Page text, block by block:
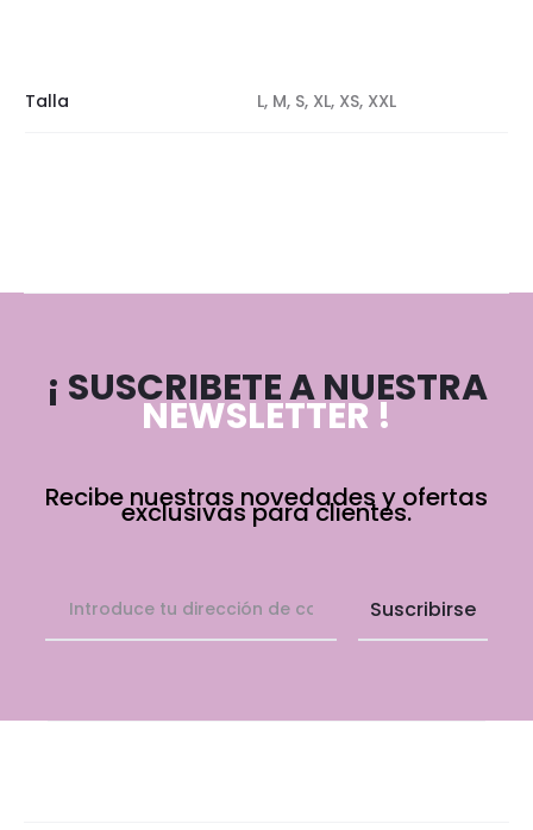
Talla L, M, S, XL, XS, XXL
¡ SUSCRIBETE A NUESTRA
NEWSLETTER !
Recibe nuestras novedades y ofertas
exclusivas para clientes.